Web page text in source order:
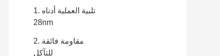
1. تلبية العملية أدناه
28nm
2. مقاومة فائقة